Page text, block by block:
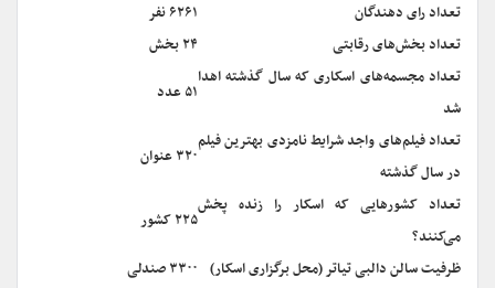
تعداد رای دهندگان
۶۲۶۱ نفر
تعداد بخش‌های رقابتی
۲۴ بخش
تعداد مجسمه‌های اسکاری که سال گذشته اهدا
شد
۵۱ عدد
تعداد فیلم‌های واجد شرایط نامزدی بهترین فیلم
در سال گذشته
۳۲۰ عنوان
تعداد کشورهایی که اسکار را زنده پخش
می‌کنند؟
۲۲۵ کشور
ظرفیت سالن دالبی تیاتر (محل برگزاری اسکار) ۳۳۰۰ صندلی